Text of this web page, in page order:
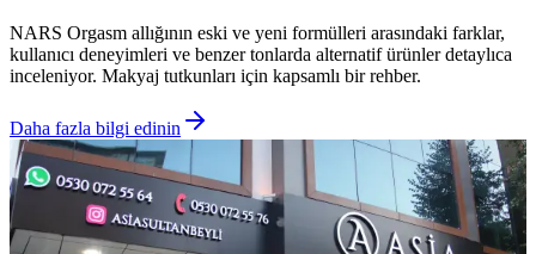
NARS Orgasm allığının eski ve yeni formülleri arasındaki farklar,
kullanıcı deneyimleri ve benzer tonlarda alternatif ürünler detaylıca
inceleniyor. Makyaj tutkunları için kapsamlı bir rehber.
Daha fazla bilgi edinin